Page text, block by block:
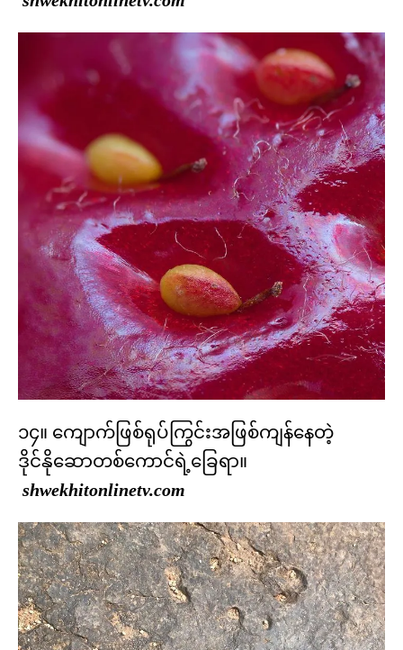
၁၄။ ကျောက်ဖြစ်ရုပ်ကြွင်းအဖြစ်ကျန်နေတဲ့
ဒိုင်နိုဆောတစ်ကောင်ရဲ့ခြေရာ။
shwekhitonlinetv.com